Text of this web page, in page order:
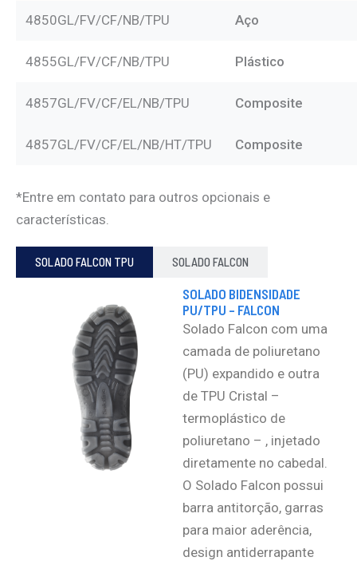
4850GL/FV/CF/NB/TPU Aço
4855GL/FV/CF/NB/TPU Plástico
4857GL/FV/CF/EL/NB/TPU Composite
4857GL/FV/CF/EL/NB/HT/TPU Composite
*Entre em contato para outros opcionais e
características.
SOLADO FALCON TPU SOLADO FALCON
SOLADO BIDENSIDADE
PU/TPU – FALCON​
Solado Falcon com uma
camada de poliuretano
(PU) expandido e outra
de TPU Cristal –
termoplástico de
poliuretano – , injetado
diretamente no cabedal.
O Solado Falcon possui
barra antitorção, garras
para maior aderência,
design antiderrapante